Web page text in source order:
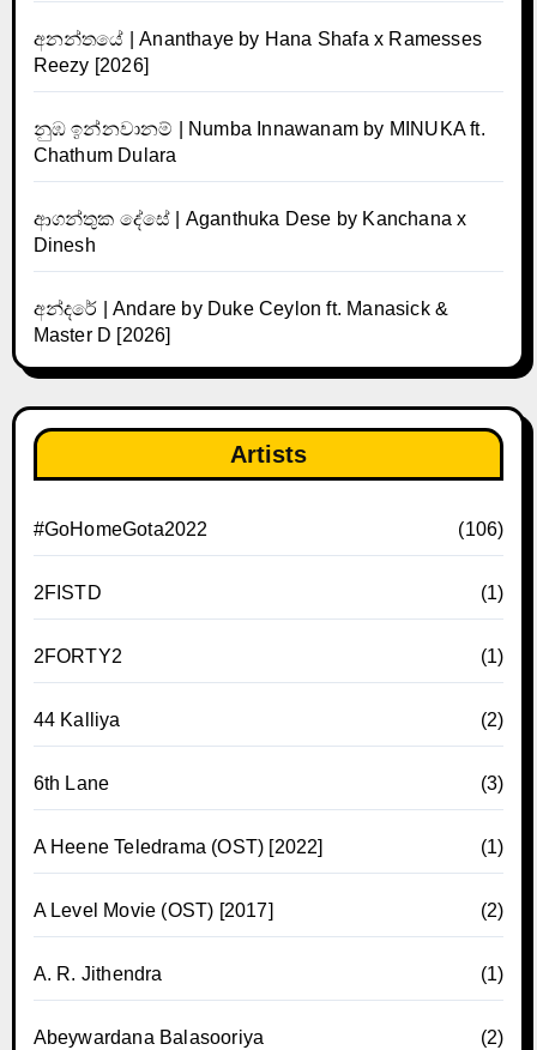
අනන්තයේ | Ananthaye by Hana Shafa x Ramesses
Reezy [2026]
නුඹ ඉන්නවානම් | Numba Innawanam by MINUKA ft.
Chathum Dulara
ආගන්තුක දේසේ | Aganthuka Dese by Kanchana x
Dinesh
අන්දරේ | Andare by Duke Ceylon ft. Manasick &
Master D [2026]
Artists
#GoHomeGota2022 (106)
2FISTD (1)
2FORTY2 (1)
44 Kalliya (2)
6th Lane (3)
A Heene Teledrama (OST) [2022] (1)
A Level Movie (OST) [2017] (2)
A. R. Jithendra (1)
Abeywardana Balasooriya (2)